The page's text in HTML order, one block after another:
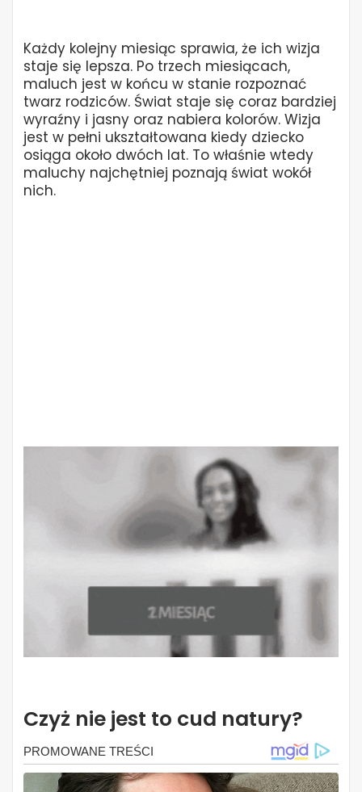
Każdy kolejny miesiąc sprawia, że ich wizja
staje się lepsza. Po trzech miesiącach,
maluch jest w końcu w stanie rozpoznać
twarz rodziców. Świat staje się coraz bardziej
wyraźny i jasny oraz nabiera kolorów. Wizja
jest w pełni ukształtowana kiedy dziecko
osiąga około dwóch lat. To właśnie wtedy
maluchy najchętniej poznają świat wokół
nich.
Czyż nie jest to cud natury?